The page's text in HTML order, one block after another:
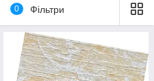
0 Фільтри